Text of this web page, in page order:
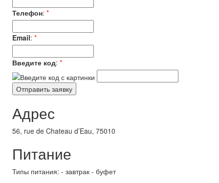
Телефон: *
Email: *
Введите код: *
Адрес
56, rue de Chateau d’Eau, 75010
Питание
Типы питания: - завтрак - буфет